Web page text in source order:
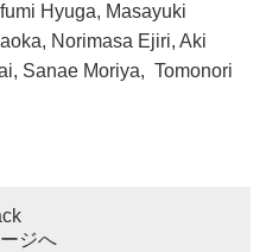
Hyuga, Masayuki
Norimasa Ejiri, Aki
Sanae Moriya, Tomonori
ジへ